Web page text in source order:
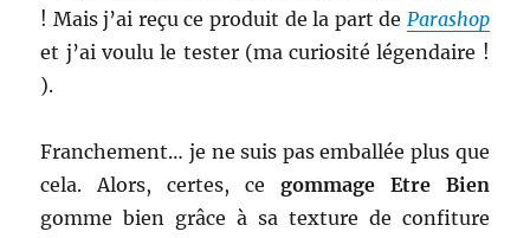
! Mais j’ai reçu ce produit de la part de Parashop
et j’ai voulu le tester (ma curiosité légendaire !
).
Franchement… je ne suis pas emballée plus que
cela. Alors, certes, ce gommage Etre Bien
gomme bien grâce à sa texture de confiture